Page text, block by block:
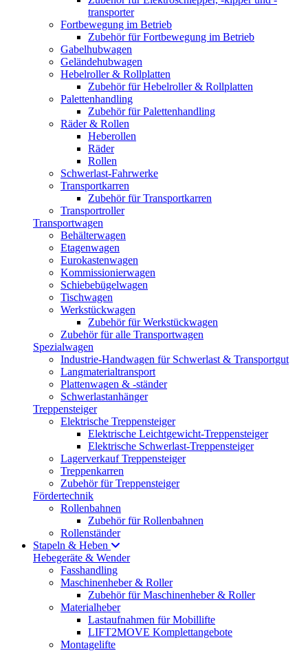
transporter
Fortbewegung im Betrieb
Zubehör für Fortbewegung im Betrieb
Gabelhubwagen
Geländehubwagen
Hebelroller & Rollplatten
Zubehör für Hebelroller & Rollplatten
Palettenhandling
Zubehör für Palettenhandling
Räder & Rollen
Heberollen
Räder
Rollen
Schwerlast-Fahrwerke
Transportkarren
Zubehör für Transportkarren
Transportroller
Transportwagen
Behälterwagen
Etagenwagen
Eurokastenwagen
Kommissionierwagen
Schiebebügelwagen
Tischwagen
Werkstückwagen
Zubehör für Werkstückwagen
Zubehör für alle Transportwagen
Spezialwagen
Industrie-Handwagen für Schwerlast & Transportgut
Langmaterialtransport
Plattenwagen & -ständer
Schwerlastanhänger
Treppensteiger
Elektrische Treppensteiger
Elektrische Leichtgewicht-Treppensteiger
Elektrische Schwerlast-Treppensteiger
Lagerverkauf Treppensteiger
Treppenkarren
Zubehör für Treppensteiger
Fördertechnik
Rollenbahnen
Zubehör für Rollenbahnen
Rollenständer
Stapeln & Heben
Hebegeräte & Wender
Fasshandling
Maschinenheber & Roller
Zubehör für Maschinenheber & Roller
Materialheber
Lastaufnahmen für Mobillifte
LIFT2MOVE Komplettangebote
Montagelifte